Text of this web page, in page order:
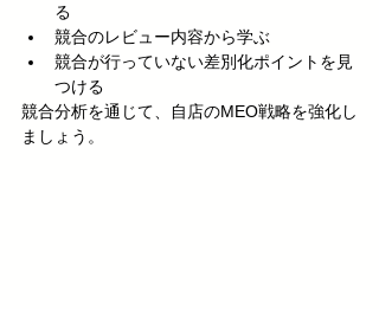
る
競合のレビュー内容から学ぶ
競合が行っていない差別化ポイントを見
つける
競合分析を通じて、自店のMEO戦略を強化し
ましょう。